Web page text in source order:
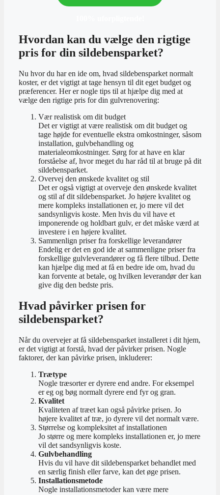
Hvordan kan du vælge den rigtige
pris for din sildebensparket?
Nu hvor du har en ide om, hvad sildebensparket normalt
koster, er det vigtigt at tage hensyn til dit eget budget og
præferencer. Her er nogle tips til at hjælpe dig med at
vælge den rigtige pris for din gulvrenovering:
Vær realistisk om dit budget
Det er vigtigt at være realistisk om dit budget og
tage højde for eventuelle ekstra omkostninger, såsom
installation, gulvbehandling og
materialeomkostninger. Sørg for at have en klar
forståelse af, hvor meget du har råd til at bruge på dit
sildebensparket.
Overvej den ønskede kvalitet og stil
Det er også vigtigt at overveje den ønskede kvalitet
og stil af dit sildebensparket. Jo højere kvalitet og
mere kompleks installationen er, jo mere vil det
sandsynligvis koste. Men hvis du vil have et
imponerende og holdbart gulv, er det måske værd at
investere i en højere kvalitet.
Sammenlign priser fra forskellige leverandører
Endelig er det en god ide at sammenligne priser fra
forskellige gulvleverandører og få flere tilbud. Dette
kan hjælpe dig med at få en bedre ide om, hvad du
kan forvente at betale, og hvilken leverandør der kan
give dig den bedste pris.
Hvad påvirker prisen for
sildebensparket?
Når du overvejer at få sildebensparket installeret i dit hjem,
er det vigtigt at forstå, hvad der påvirker prisen. Nogle
faktorer, der kan påvirke prisen, inkluderer:
Trætype
Nogle træsorter er dyrere end andre. For eksempel
er eg og bøg normalt dyrere end fyr og gran.
Kvalitet
Kvaliteten af ​​træet kan også påvirke prisen. Jo
højere kvalitet af træ, jo dyrere vil det normalt være.
Størrelse og kompleksitet af installationen
Jo større og mere kompleks installationen er, jo mere
vil det sandsynligvis koste.
Gulvbehandling
Hvis du vil have dit sildebensparket behandlet med
en særlig finish eller farve, kan det øge prisen.
Installationsmetode
Nogle installationsmetoder kan være mere